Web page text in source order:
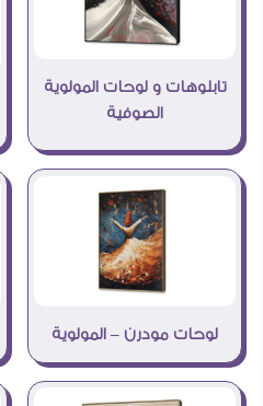
تابلوهات و لوحات المولوية
الصوفية
لوحات مودرن – المولوية